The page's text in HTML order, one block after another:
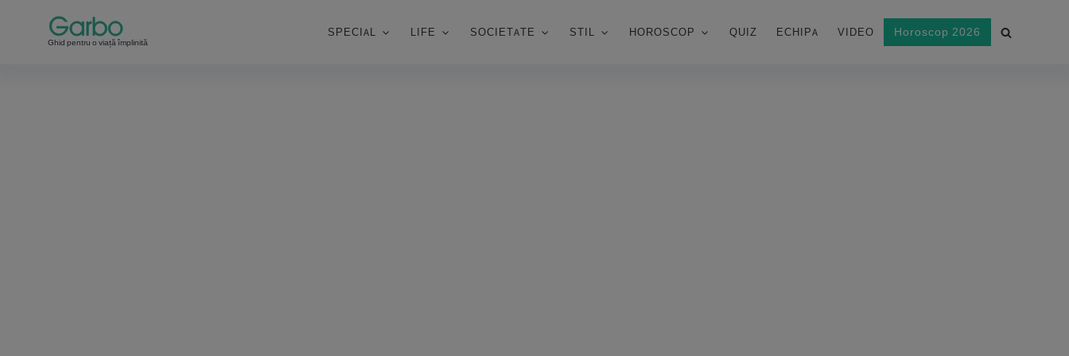
Ghid pentru o viață împlinită
SPECIAL LIFE SOCIETATE STIL HOROSCOP QUIZ ECHIPA VIDEO Horoscop 2026